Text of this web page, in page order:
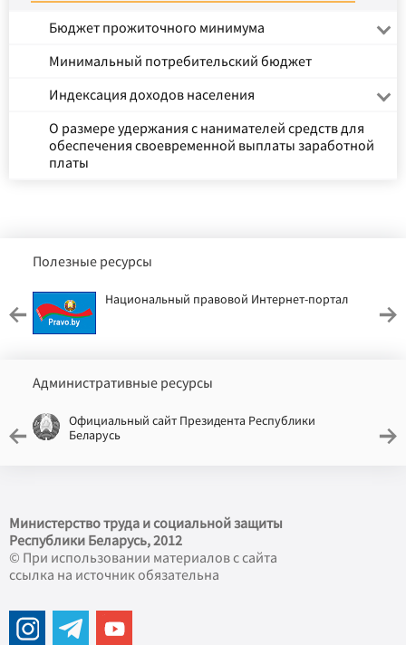
Бюджет прожиточного минимума
Минимальный потребительский бюджет
Индексация доходов населения
О размере удержания с нанимателей средств для
обеспечения своевременной выплаты заработной
платы
Полезные ресурсы
Национальный правовой Интернет-портал
Административные ресурсы
Официальный сайт Президента Республики
Беларусь
Министерство труда и социальной защиты
Республики Беларусь, 2012
© При использовании материалов с сайта
ссылка на источник обязательна